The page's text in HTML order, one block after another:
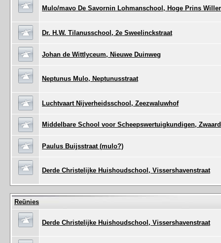
Mulo/mavo De Savornin Lohmanschool, Hoge Prins
Dr. H.W. Tilanusschool, 2e Sweelinckstraat
Johan de Wittlyceum, Nieuwe Duinweg
Neptunus Mulo, Neptunusstraat
Luchtvaart Nijverheidsschool, Zeezwaluwhof
Middelbare School voor Scheepswertuigkundigen,
Paulus Buijsstraat (mulo?)
Derde Christelijke Huishoudschool, Vissershavenstraat
Reünies
Derde Christelijke Huishoudschool, Vissershavenstraat